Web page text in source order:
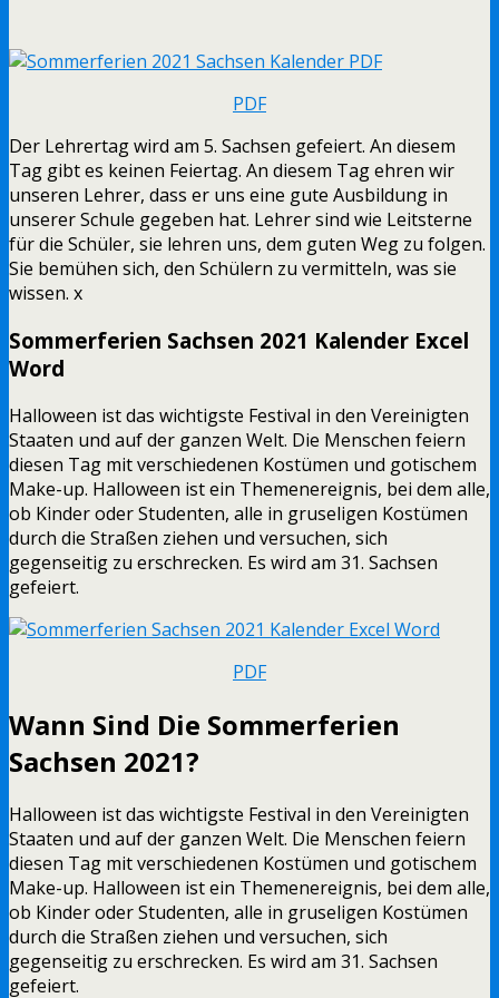
PDF
Der Lehrertag wird am 5. Sachsen gefeiert. An diesem
Tag gibt es keinen Feiertag. An diesem Tag ehren wir
unseren Lehrer, dass er uns eine gute Ausbildung in
unserer Schule gegeben hat. Lehrer sind wie Leitsterne
für die Schüler, sie lehren uns, dem guten Weg zu folgen.
Sie bemühen sich, den Schülern zu vermitteln, was sie
wissen. x
Sommerferien Sachsen 2021 Kalender Excel
Word
Halloween ist das wichtigste Festival in den Vereinigten
Staaten und auf der ganzen Welt. Die Menschen feiern
diesen Tag mit verschiedenen Kostümen und gotischem
Make-up. Halloween ist ein Themenereignis, bei dem alle,
ob Kinder oder Studenten, alle in gruseligen Kostümen
durch die Straßen ziehen und versuchen, sich
gegenseitig zu erschrecken. Es wird am 31. Sachsen
gefeiert.
PDF
Wann Sind Die Sommerferien
Sachsen 2021?
Halloween ist das wichtigste Festival in den Vereinigten
Staaten und auf der ganzen Welt. Die Menschen feiern
diesen Tag mit verschiedenen Kostümen und gotischem
Make-up. Halloween ist ein Themenereignis, bei dem alle,
ob Kinder oder Studenten, alle in gruseligen Kostümen
durch die Straßen ziehen und versuchen, sich
gegenseitig zu erschrecken. Es wird am 31. Sachsen
gefeiert.